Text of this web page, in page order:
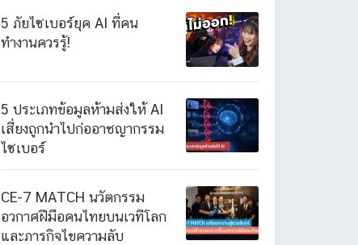
5 ภัยไซเบอร์ยุค AI ที่คน
ทำงานควรรู้!
5 ประเภทข้อมูลห้ามส่งให้ AI
เสี่ยงถูกนำไปก่ออาชญากรรม
ไซเบอร์
CE-7 MATCH นวัตกรรม
อวกาศฝีมือคนไทยบนเวทีโลก
และภารกิจไขความลับ